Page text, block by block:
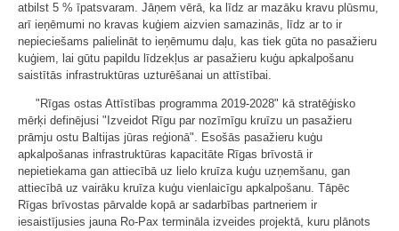
atbilst 5 % īpatsvaram. Jāņem vērā, ka līdz ar mazāku kravu plūsmu,
arī ieņēmumi no kravas kuģiem aizvien samazinās, līdz ar to ir
nepieciešams palielināt to ieņēmumu daļu, kas tiek gūta no pasažieru
kuģiem, lai gūtu papildu līdzekļus ar pasažieru kuģu apkalpošanu
saistītās infrastruktūras uzturēšanai un attīstībai.
"Rīgas ostas Attīstības programma 2019-2028" kā stratēģisko
mērķi definējusi "Izveidot Rīgu par nozīmīgu kruīzu un pasažieru
prāmju ostu Baltijas jūras reģionā". Esošās pasažieru kuģu
apkalpošanas infrastruktūras kapacitāte Rīgas brīvostā ir
nepietiekama gan attiecībā uz lielo kruīza kuģu uzņemšanu, gan
attiecībā uz vairāku kruīza kuģu vienlaicīgu apkalpošanu. Tāpēc
Rīgas brīvostas pārvalde kopā ar sadarbības partneriem ir
iesaistījusies jauna Ro-Pax termināla izveides projektā, kuru plānots